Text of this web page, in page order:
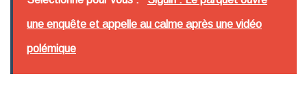
une enquête et appelle au calme après une vidéo
polémique